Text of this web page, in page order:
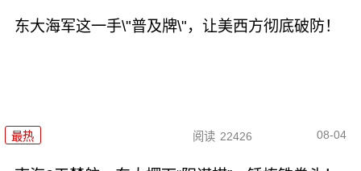
东大海军这一手\"普及牌\"，让美西方彻底破防！
最热 阅读 22426 08-04